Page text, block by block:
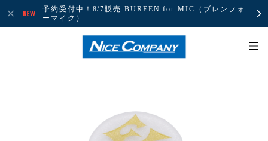
予約受付中！8/7販売 BUREEN for MIC（ブレンフォ
ーマイク）